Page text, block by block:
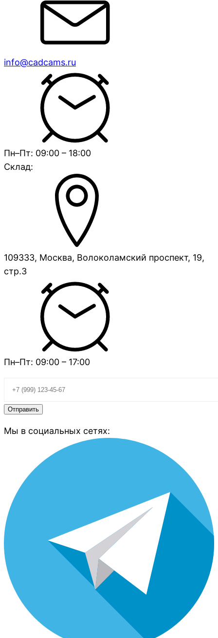
info@cadcams.ru
Пн–Пт: 09:00 – 18:00
Склад:
109333, Москва, Волоколамский проспект, 19,
стр.3
Пн–Пт: 09:00 – 17:00
Мы в социальных сетях: